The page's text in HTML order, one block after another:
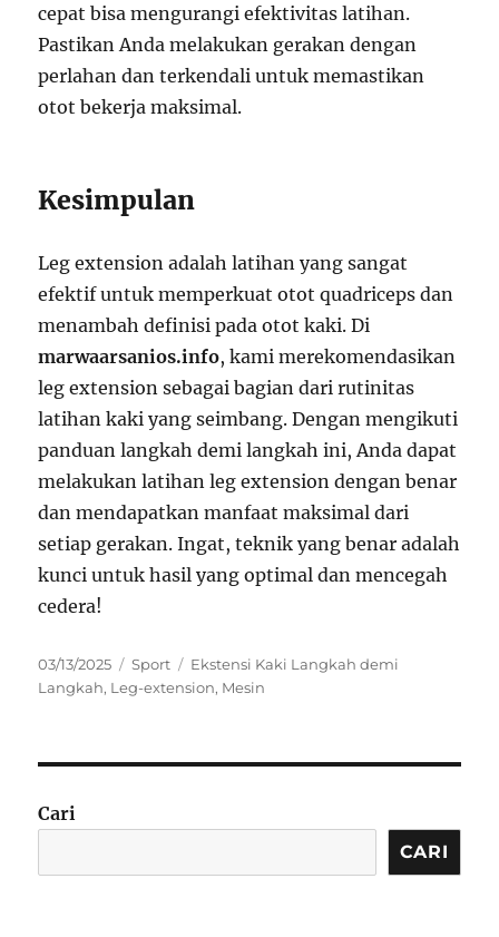
cepat bisa mengurangi efektivitas latihan.
Pastikan Anda melakukan gerakan dengan
perlahan dan terkendali untuk memastikan
otot bekerja maksimal.
Kesimpulan
Leg extension adalah latihan yang sangat
efektif untuk memperkuat otot quadriceps dan
menambah definisi pada otot kaki. Di
marwaarsanios.info, kami merekomendasikan
leg extension sebagai bagian dari rutinitas
latihan kaki yang seimbang. Dengan mengikuti
panduan langkah demi langkah ini, Anda dapat
melakukan latihan leg extension dengan benar
dan mendapatkan manfaat maksimal dari
setiap gerakan. Ingat, teknik yang benar adalah
kunci untuk hasil yang optimal dan mencegah
cedera!
Posted
on
03/13/2025 Categories
Sport Tags
Ekstensi Kaki Langkah demi
Langkah, Leg-extension, Mesin
Cari
CARI